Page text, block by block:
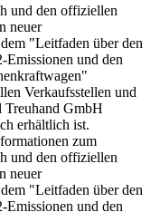
und den offiziellen
neuer
"Leitfaden über den
und den
Verkaufsstellen und
Treuhand GmbH
erhältlich ist.
zum
und den offiziellen
neuer
"Leitfaden über den
und den